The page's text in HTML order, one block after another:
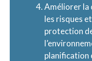
Améliorer la
les risques
protection
planification